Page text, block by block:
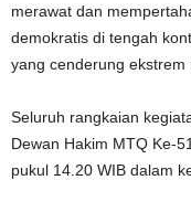
merawat dan
demokratis di tengah
yang cenderung ekstrem
Seluruh rangkaian
Dewan Hakim MTQ Ke-
pukul 14.20 WIB dalam